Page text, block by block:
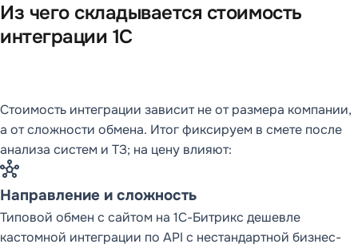
Из чего складывается стоимость
интеграции 1С
Стоимость интеграции зависит не от размера компании,
а от сложности обмена. Итог фиксируем в смете после
анализа систем и ТЗ; на цену влияют:
hub
Направление и сложность
Типовой обмен с сайтом на 1С-Битрикс дешевле
кастомной интеграции по API с нестандартной бизнес-